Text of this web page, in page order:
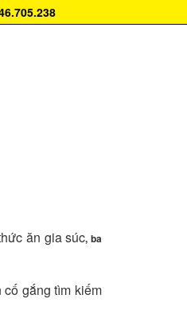
ăn gia súc, ba
gắng tìm kiếm